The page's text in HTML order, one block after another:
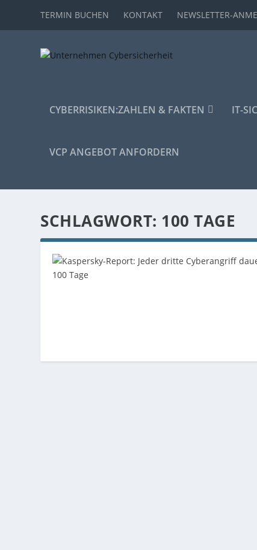
TERMIN BUCHEN KONTAKT NEWSLETTER-
CYBERRISIKEN:ZAHLEN & FAKTEN IT-
VCP ANGEBOT ANFORDERN
SCHLAGWORT: 100 TAGE